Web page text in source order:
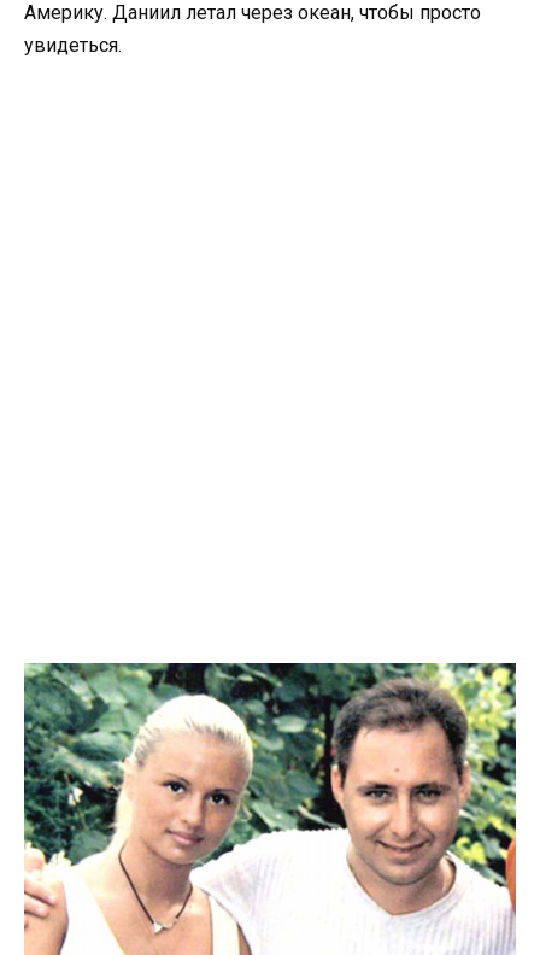
Америку. Даниил летал через океан, чтобы просто
увидеться.